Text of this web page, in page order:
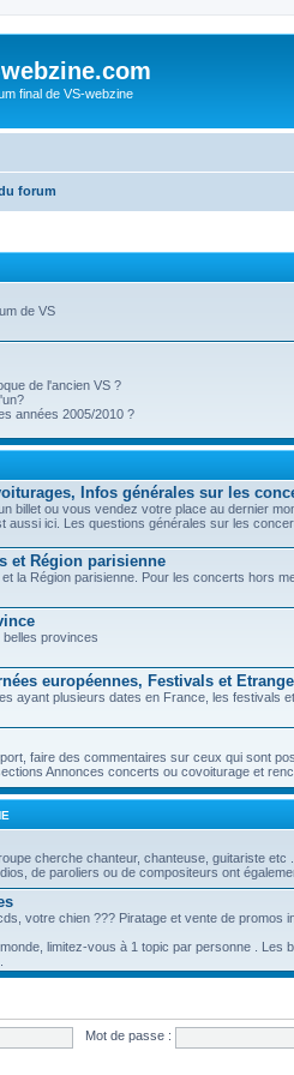
final de VS-webzine
forum
de VS
de l'ancien VS ?
années 2005/2010 ?
Infos générales sur les
billet ou vous vendez votre place au dernier
aussi ici. Les questions générales sur les
et Région parisienne
la Région parisienne. Pour les concerts hors
provinces
européennes, Festivals et
ayant plusieurs dates en France, les festivals
faire des commentaires sur ceux qui sont
Annonces concerts ou covoiturage et
cherche chanteur, chanteuse, guitariste etc ...
de paroliers ou de compositeurs ont
votre chien ??? Piratage et vente de promos
limitez-vous à 1 topic par personne . Les
Mot de passe :